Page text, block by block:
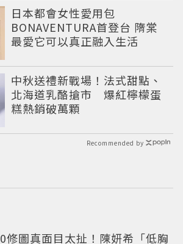
日本都會女性愛用包
BONAVENTURA首登台 隋棠
最愛它可以真正融入生活
中秋送禮新戰場！法式甜點、
北海道乳酪搶市 爆紅檸檬蛋
糕熱銷破萬顆
Recommended by
0修圖真面目太扯！陳妍希「低胸